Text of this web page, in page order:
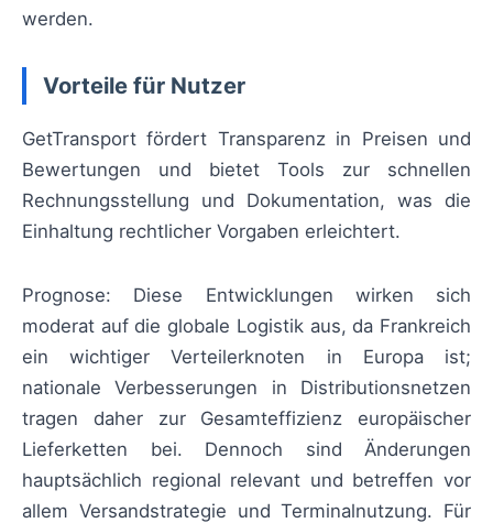
werden.
Vorteile für Nutzer
GetTransport fördert Transparenz in Preisen und
Bewertungen und bietet Tools zur schnellen
Rechnungsstellung und Dokumentation, was die
Einhaltung rechtlicher Vorgaben erleichtert.
Prognose: Diese Entwicklungen wirken sich
moderat auf die globale Logistik aus, da Frankreich
ein wichtiger Verteilerknoten in Europa ist;
nationale Verbesserungen in Distributionsnetzen
tragen daher zur Gesamteffizienz europäischer
Lieferketten bei. Dennoch sind Änderungen
hauptsächlich regional relevant und betreffen vor
allem Versandstrategie und Terminalnutzung. Für